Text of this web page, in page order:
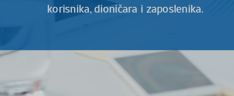
korisnika, dioničara i zaposlenika.